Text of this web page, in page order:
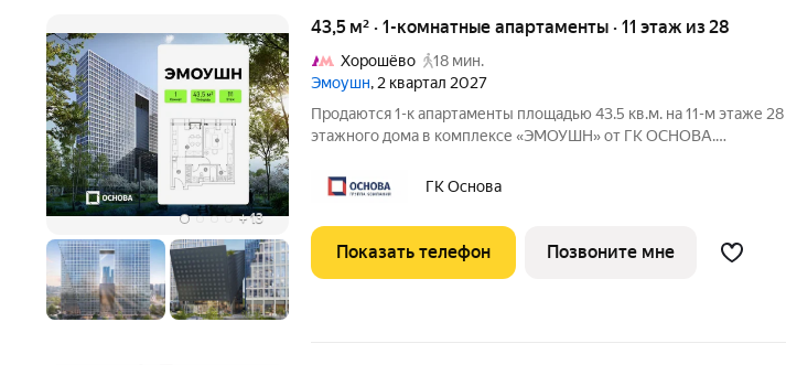
+13
43,5 м² · 1-комнатные апартаменты · 11 этаж из 28
Хорошёво
18 мин.
Эмоушн, 2 квартал 2027
Продаются 1-к апартаменты площадью 43.5 кв.м. на 11-м этаже 28
этажного дома в комплексе «ЭМОУШН» от ГК ОСНОВА.
бизнес-класса в престижном районе Хорошёво-Мнёвники (СЗАО),
новый выразительный акцент
ГК Основа
Показать телефон Позвоните мне